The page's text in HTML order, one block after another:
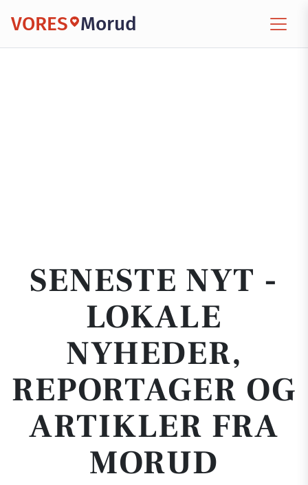
VORES Morud
SENESTE NYT -
LOKALE
NYHEDER,
REPORTAGER OG
ARTIKLER FRA
MORUD